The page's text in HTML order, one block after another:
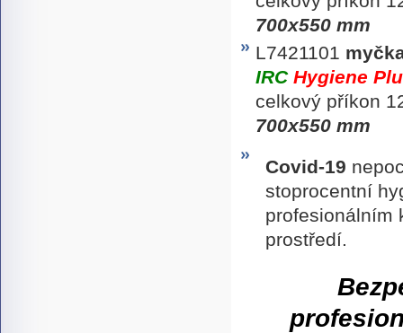
700x550 mm
L7421101
IRC Hygiene
celkový příkon
700x550 mm
Covid-19
stoprocentní
profesionálním
prostředí.